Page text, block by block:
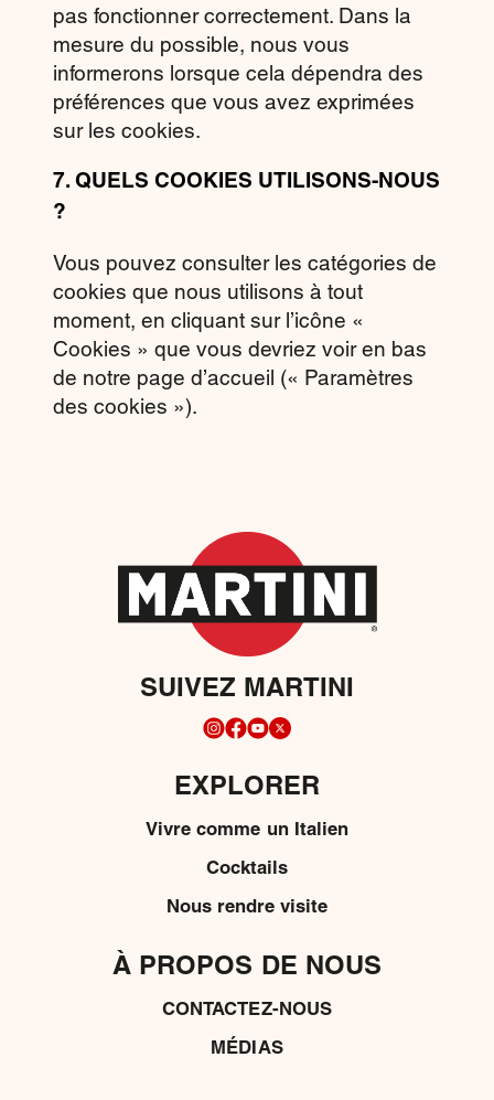
pas fonctionner correctement. Dans la
mesure du possible, nous vous
informerons lorsque cela dépendra des
préférences que vous avez exprimées
sur les cookies.
7. QUELS COOKIES UTILISONS-NOUS
?
Vous pouvez consulter les catégories de
cookies que nous utilisons à tout
moment, en cliquant sur l’icône «
Cookies » que vous devriez voir en bas
de notre page d’accueil (« Paramètres
des cookies »).
SUIVEZ MARTINI
EXPLORER
Vivre comme un Italien
Cocktails
Nous rendre visite
À PROPOS DE NOUS
CONTACTEZ-NOUS
MÉDIAS